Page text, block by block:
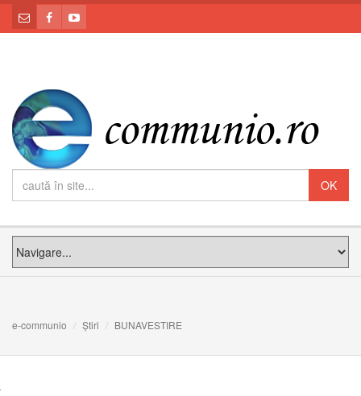
e-communio Știri BUNAVESTIRE